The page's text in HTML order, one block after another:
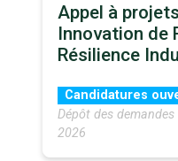
Appel à
Innovation de
Résilience
Candidatures
Dépôt des
2026